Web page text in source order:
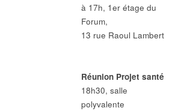
à 17h, 1er étage du
Forum,
13 rue Raoul Lambert
Réunion Projet santé
18h30, salle
polyvalente